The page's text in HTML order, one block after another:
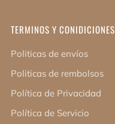
TERMINOS Y CONIDICIONES
Politicas de envíos
Politicas de rembolsos
Política de Privacidad
Política de Servicio